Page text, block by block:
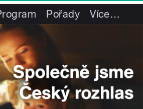
Pořady Více…